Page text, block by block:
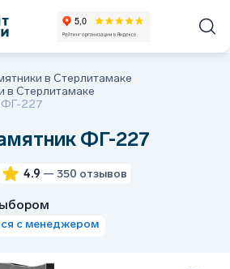
в Стерлитамаке
в Стерлитамаке
ФГ-227
ФГ-227
4.9 — 350 отзывов
с менеджером